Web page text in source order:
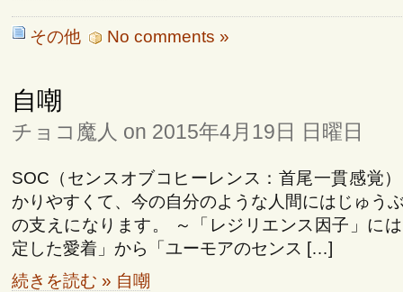
その他 No comments »
自嘲
チョコ魔人 on 2015年4月19日 日曜日
SOC（センスオブコヒーレンス：首尾一貫感覚
かりやすくて、今の自分のような人間にはじゅう
の支えになります。 ～「レジリエンス因子」に
定した愛着」から「ユーモアのセンス […]
続きを読む » 自嘲